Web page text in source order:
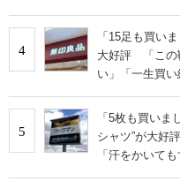
4
「15足も買い
大好評 「この
い」「一生買い
5
「5枚も買い
シャツ”が大好
「汗をかいて